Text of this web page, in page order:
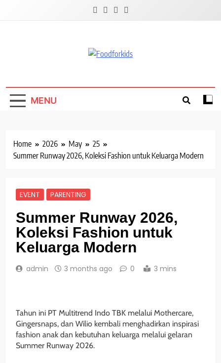
MENU
Home 2026 May
25
Summer Runway 2026, Koleksi Fashion untuk Keluarga Modern
EVENT PARENTING
Summer Runway 2026,
Koleksi Fashion untuk
Keluarga Modern
admin 3 months ago 0 3 mins
Tahun ini PT Multitrend Indo TBK melalui Mothercare,
Gingersnaps, dan Wilio kembali menghadirkan inspirasi
fashion anak dan kebutuhan keluarga melalui gelaran
Summer Runway 2026.